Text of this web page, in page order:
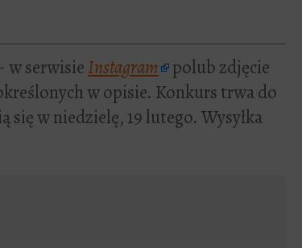
w serwisieInstagram
polub zdjęcie
w opisie. Konkurs trwa do
się w niedzielę, 19 lutego. Wysyłka